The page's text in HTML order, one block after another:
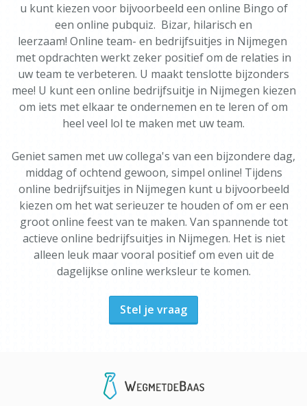
u kunt kiezen voor bijvoorbeeld een online Bingo of
een online pubquiz. Bizar, hilarisch en
leerzaam! Online team- en bedrijfsuitjes in Nijmegen
met opdrachten werkt zeker positief om de relaties in
uw team te verbeteren. U maakt tenslotte bijzonders
mee! U kunt een online bedrijfsuitje in Nijmegen kiezen
om iets met elkaar te ondernemen en te leren of om
heel veel lol te maken met uw team.
Geniet samen met uw collega's van een bijzondere dag,
middag of ochtend gewoon, simpel online! Tijdens
online bedrijfsuitjes in Nijmegen kunt u bijvoorbeeld
kiezen om het wat serieuzer te houden of om er een
groot online feest van te maken. Van spannende tot
actieve online bedrijfsuitjes in Nijmegen. Het is niet
alleen leuk maar vooral positief om even uit de
dagelijkse online werksleur te komen.
Stel je vraag